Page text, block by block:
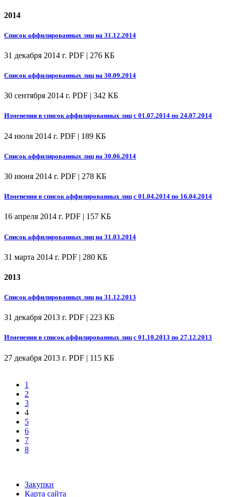
2014
Список аффилированных лиц на 31.12.2014
31 декабря 2014 г. PDF | 276 КБ
Список аффилированных лиц на 30.09.2014
30 сентября 2014 г. PDF | 342 КБ
Изменения в список аффилированных лиц с 01.07.2014 по 24.07.2014
24 июля 2014 г. PDF | 189 КБ
Список аффилированных лиц на 30.06.2014
30 июня 2014 г. PDF | 278 КБ
Изменения в список аффилированных лиц с 01.04.2014 по 16.04.2014
16 апреля 2014 г. PDF | 157 КБ
Список аффилированных лиц на 31.03.2014
31 марта 2014 г. PDF | 280 КБ
2013
Список аффилированных лиц на 31.12.2013
31 декабря 2013 г. PDF | 223 КБ
Изменения в список аффилированных лиц с 01.10.2013 по 27.12.2013
27 декабря 2013 г. PDF | 115 КБ
1
2
3
4
5
6
7
8
Закупки
Карта сайта